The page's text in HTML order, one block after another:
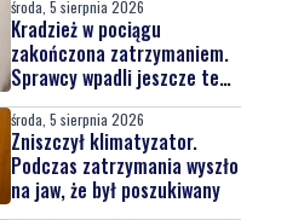
środa, 5 sierpnia 2026
Kradzież w pociągu
zakończona zatrzymaniem.
Sprawcy wpadli jeszcze tego
samego dnia
środa, 5 sierpnia 2026
Zniszczył klimatyzator.
Podczas zatrzymania wyszło
na jaw, że był poszukiwany